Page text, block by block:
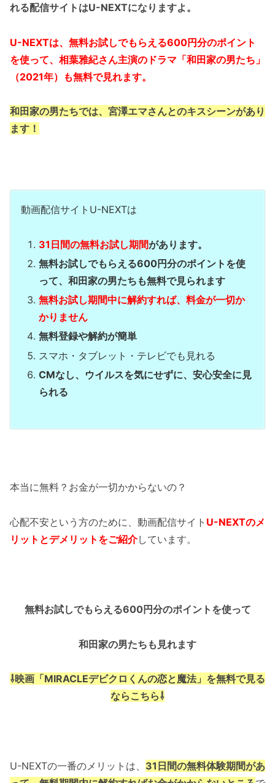
れる配信サイトはU-NEXTになりますよ。
U-NEXTは、無料お試しでもらえる600円分のポイント
を使って、相葉雅紀さん主演のドラマ「和田家の男たち」
（2021年）も無料で見れます。
和田家の男たちでは、宮澤エマさんとのキスシーンがあり
ます！
動画配信サイトU-NEXTは
31日間の無料お試し期間があります。
無料お試しでもらえる600円分のポイントを使
って、和田家の男たちも無料で見られます
無料お試し期間中に解約すれば、料金が一切か
かりません
無料登録や解約が簡単
スマホ・タブレット・テレビでも見れる
CMなし、ウイルスを気にせずに、安心安全に見
られる
本当に無料？お金が一切かからないの？
心配不安という方のために、動画配信サイト U-NEXTのメ
リットとデメリットをご紹介しています。
無料お試しでもらえる600円分のポイントを使って
和田家の男たちも見れます
⇩映画「MIRACLEデビクロくんの恋と魔法」を無料で見る
ならこちら⇩
U-NEXTの一番のメリットは、 31日間の無料体験期間があ